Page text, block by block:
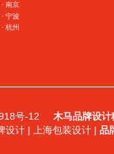
南京
宁波
杭州
号-12 木马品牌设计
设计 | 上海包装设计 | 品